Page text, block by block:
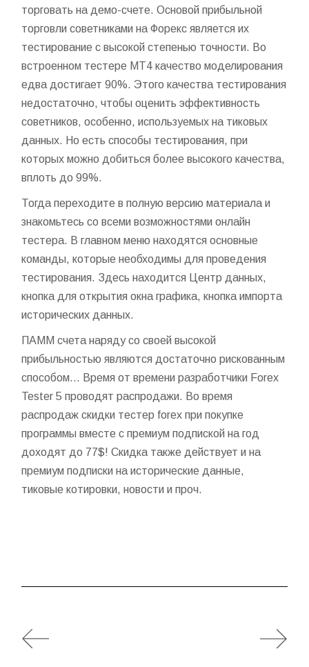
торговать на демо-счете. Основой прибыльной
торговли советниками на Форекс является их
тестирование с высокой степенью точности. Во
встроенном тестере МТ4 качество моделирования
едва достигает 90%. Этого качества тестирования
недостаточно, чтобы оценить эффективность
советников, особенно, используемых на тиковых
данных. Но есть способы тестирования, при
которых можно добиться более высокого качества,
вплоть до 99%.
Тогда переходите в полную версию материала и
знакомьтесь со всеми возможностями онлайн
тестера. В главном меню находятся основные
команды, которые необходимы для проведения
тестирования. Здесь находится Центр данных,
кнопка для открытия окна графика, кнопка импорта
исторических данных.
ПАММ счета наряду со своей высокой
прибыльностью являются достаточно рискованным
способом… Время от времени разработчики Forex
Tester 5 проводят распродажи. Во время
распродаж скидки тестер forex при покупке
программы вместе с премиум подпиской на год
доходят до 77$! Скидка также действует и на
премиум подписки на исторические данные,
тиковые котировки, новости и проч.